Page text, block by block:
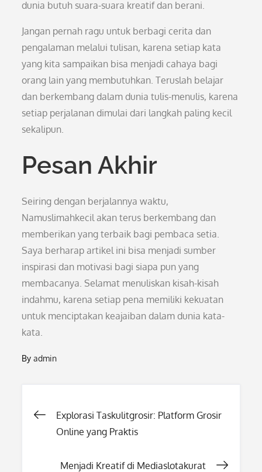
dunia butuh suara-suara kreatif dan berani.
Jangan pernah ragu untuk berbagi cerita dan
pengalaman melalui tulisan, karena setiap kata
yang kita sampaikan bisa menjadi cahaya bagi
orang lain yang membutuhkan. Teruslah belajar
dan berkembang dalam dunia tulis-menulis, karena
setiap perjalanan dimulai dari langkah paling kecil
sekalipun.
Pesan Akhir
Seiring dengan berjalannya waktu,
Namuslimahkecil akan terus berkembang dan
memberikan yang terbaik bagi pembaca setia.
Saya berharap artikel ini bisa menjadi sumber
inspirasi dan motivasi bagi siapa pun yang
membacanya. Selamat menuliskan kisah-kisah
indahmu, karena setiap pena memiliki kekuatan
untuk menciptakan keajaiban dalam dunia kata-
kata.
Byadmin
Post
Explorasi Taskulitgrosir: Platform Grosir
Online yang Praktis
Menjadi Kreatif di Mediaslotakurat